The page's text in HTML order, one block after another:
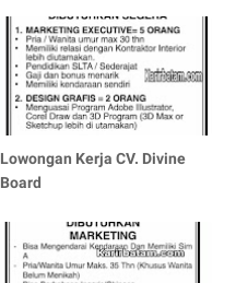
Lowongan Kerja CV. Divine
Board